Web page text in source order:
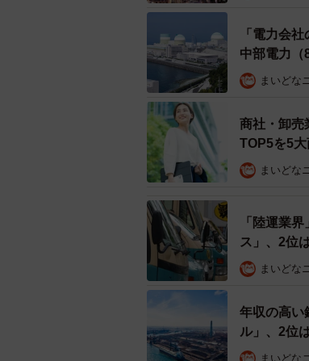
▽SalesNow DB
https://db.salesnow.jp/
「電力会
中部電力（
まいどな
商社・卸
TOP5を5
まいどな
「陸運業
ス」、2位
まいどな
年収の高
ル」、2位
まいどな